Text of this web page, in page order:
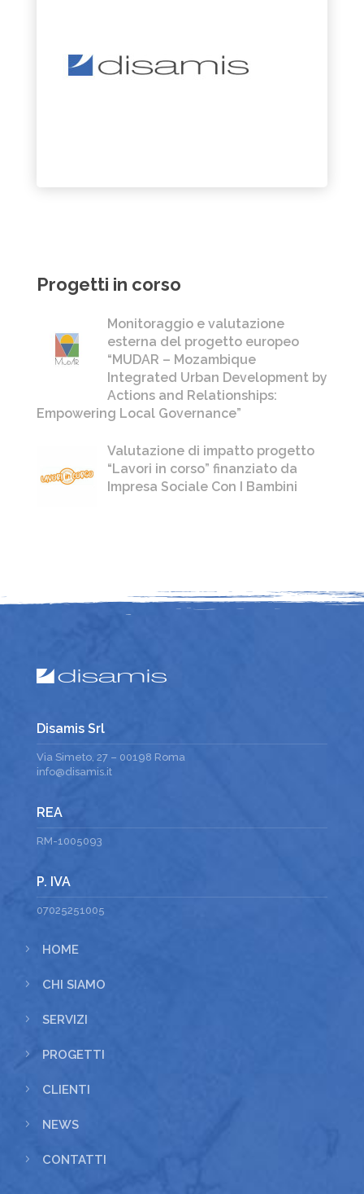
Progetti in corso
Monitoraggio e valutazione
esterna del progetto europeo
“MUDAR – Mozambique
Integrated Urban Development by
Actions and Relationships:
Empowering Local Governance”
Valutazione di impatto progetto
“Lavori in corso” finanziato da
Impresa Sociale Con I Bambini
Disamis Srl
Via Simeto, 27 – 00198 Roma
info@disamis.it
REA
RM-1005093
P. IVA
07025251005
5 HOME
5 CHI SIAMO
5 SERVIZI
5 PROGETTI
5 CLIENTI
5 NEWS
5 CONTATTI